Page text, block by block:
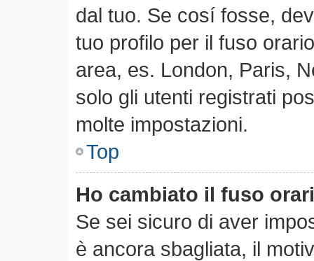
dal tuo. Se cosí fosse,
tuo profilo per il fuso
area, es. London, Paris,
solo gli utenti registrati
molte impostazioni.
Top
Ho cambiato il fuso
Se sei sicuro di aver
è ancora sbagliata, il